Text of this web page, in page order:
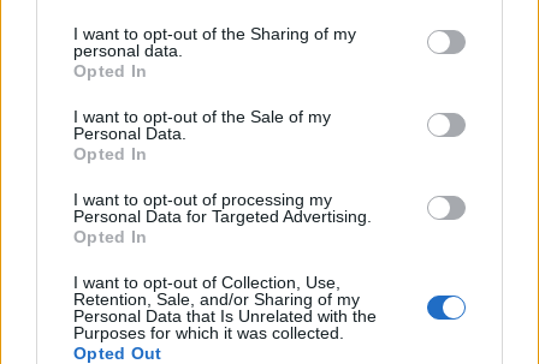
I want to opt-out of the Sharing of my
personal data.
Opted In
I want to opt-out of the Sale of my
Personal Data.
Opted In
I want to opt-out of processing my
Personal Data for Targeted Advertising.
Opted In
I want to opt-out of Collection, Use,
Retention, Sale, and/or Sharing of my
Personal Data that Is Unrelated with the
Purposes for which it was collected.
Opted Out
Shtuar
23.11.2024 10:10
Tags:
audio , Martin Canit , publikohet
vrasja , zbardhet deshmia